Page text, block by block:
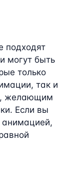
подходят
могут быть
только
так и
желающим
Если вы
анимацией,